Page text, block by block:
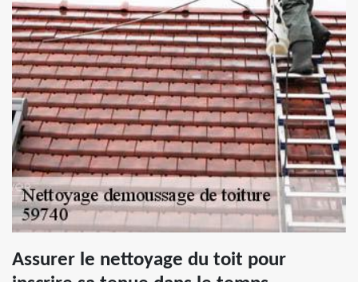
Assurer le nettoyage du toit pour